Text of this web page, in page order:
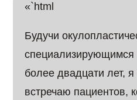
«`html
Будучи
специализирующимся
более двадцати лет,
встречаю пациентов,